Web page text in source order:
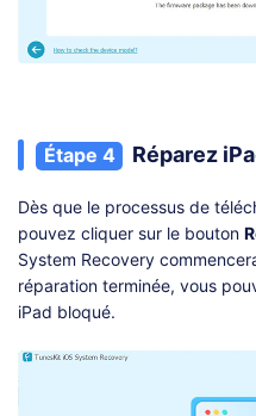
Étape 4 Réparez
Dès que le processus de
pouvez cliquer sur le bouton
System Recovery
réparation terminée, vous
iPad bloqué.